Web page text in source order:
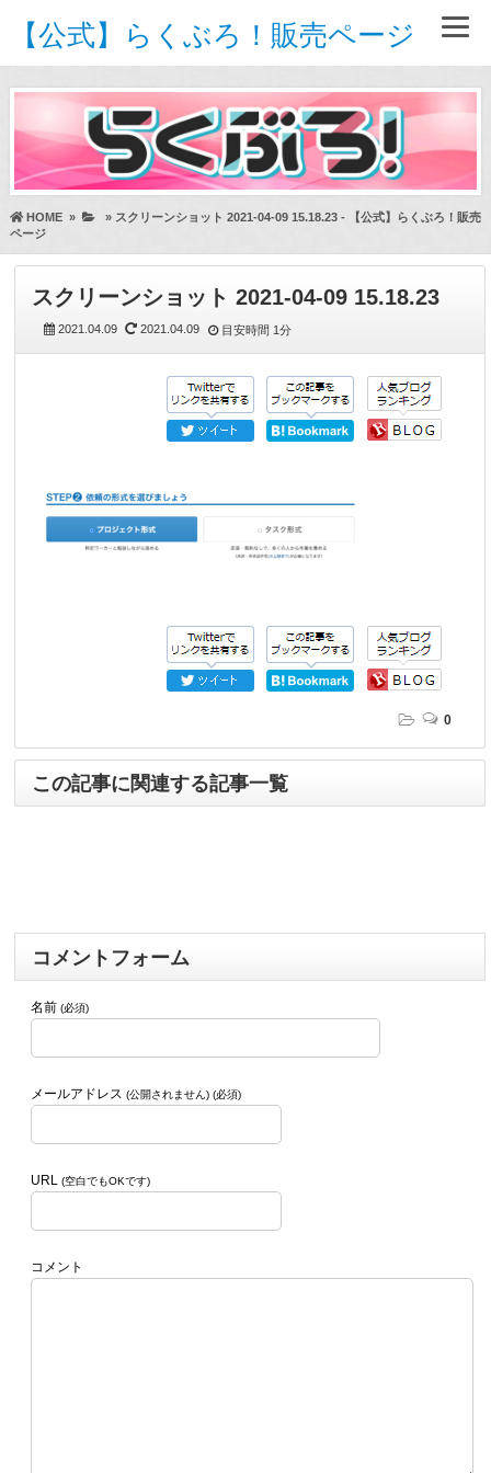
【公式】らくぶろ！販売ページ
HOME» » スクリーンショット 2021-04-09 15.18.23 - 【公式】らくぶろ！販売
ページ
スクリーンショット 2021-04-09 15.18.23
2021.04.09 2021.04.09 目安時間 1分
0
この記事に関連する記事一覧
コメントフォーム
名前(必須)
メールアドレス(公開されません) (必須)
URL(空白でもOKです)
コメント